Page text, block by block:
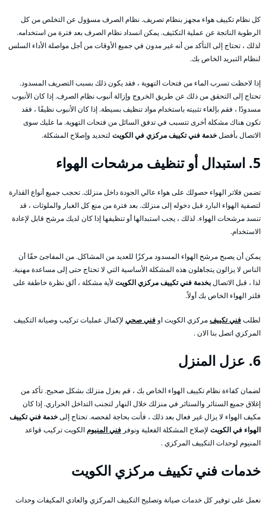
كل نظام تكييف هواء مجهز بنظام تصريف. نظام الصرف مسؤول عن التخلص من كل
الرطوبة الناتجة عن عملية التكثيف. يمكن انسداد نظام الصرف بعد فترة من استخدامه.
لذلك ، تحتاج إلى التأكد من أنه غير مدون في جميع الأوقات من أجل مواصلة الأداء السلس
لنظام التبريد الخاص بك.
إذا لاحظت تسرب الماء من فتحات التهوية ، فقد يكون ذلك بسبب التصريف المسدود.
تحتاج إلى التحقق من ذلك عن طريق الخروج وإزالة أنبوب نظام الصرف. إذا كان الأنبوب
مسدودًا ، فقم بإلغاء تثبيته باستخدام مواد تنظيف بسيطة. إذا كان الأنبوب نظيفًا ، فقد
تكون هناك مشكلة أخرى تتسبب في تدفق السائل من فتحات التهوية. ما عليك سوى
الاتصال بأفضلخدمة فني تكييف مركزي في الكويت لتحديد وإصلاح المشكلة.
5. استبدال أو تنظيف مرشحات الهواء
تضمن فلاتر الهواء حصولك على هواء عالي الجودة داخل منزلك. تحجب جميع أنواع القذارة
لتصفية الهواء البارد قبل دخوله إلى منزلك. بعد فترة من منع كل الغبار والملوثات ، قد
تنسد مرشحات الهواء. لذلك ، يجب استبدالها أو تنظيفها إذا كان لديك مرشح قابل لإعادة
الاستخدام.
يمكن أن يصبح مرشح الهواء المسدود مركزًا للعديد من المشاكل. من المفاجئ حقًا أن
الناس لا يزالون يتجاهلون هذه المشكلة الأساسية التي لا تحتاج حتى إلى مساعدة مهنية.
لذا ، قبل الاتصالبخدمة فني تكييف مركزي الكويت لأية مشكلة ، ألق نظرة خاطفة على
فلتر الهواء الخاص بك أولاً.
لطلبفني تكييفمركزي الكويت او فني صحي لإكمال عمليات تركيب وصيانة التكييف
المركزي اتصل بنا الان .
6. عزل المنزل
لضمان كفاءة نظام تكييف الهواء الخاص بك ، قم بعزل منزلك بشكل صحيح. تأكد من
إغلاق جميع الستائر والستائر في منزلك خلال النهار لتجنب التداخل الحراري. إذا كان
مكيف الهواء لا يزال غير فعال بعد ذلك ، فأنت بحاجة لفحصه. تحتاج إلىخدمة فني تكييف
الهواء في الكويت لإصلاح المشكلة الفعلية ونوفر فني المنيومالكويت تركيب قواعد
المنيوم لوحدات التكييف المركزي .
خدمات فني تكييف مركزي الكويت
نعمل على توفير كل خدمات صيانة وتصليح التكييف المركزي والعادي المكيفات وحدات